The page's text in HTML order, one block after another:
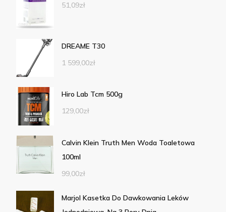
51,09zł
DREAME T30
1 599,00zł
Hiro Lab Tcm 500g
129,00zł
Calvin Klein Truth Men Woda Toaletowa
100ml
99,00zł
Marjol Kasetka Do Dawkowania Leków